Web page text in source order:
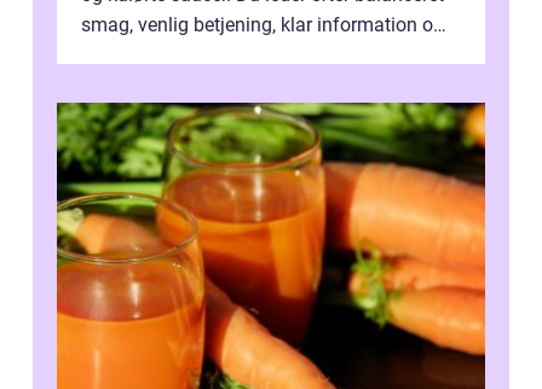
smag, venlig betjening, klar information om